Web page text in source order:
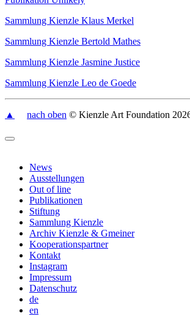
Sammlung Kienzle Klaus Merkel
Sammlung Kienzle Bertold Mathes
Sammlung Kienzle Jasmine Justice
Sammlung Kienzle Leo de Goede
▲ nach oben © Kienzle Art Foundation
News
Ausstellungen
Out of line
Publikationen
Stiftung
Sammlung Kienzle
Archiv Kienzle & Gmeiner
Kooperationspartner
Kontakt
Instagram
Impressum
Datenschutz
de
en